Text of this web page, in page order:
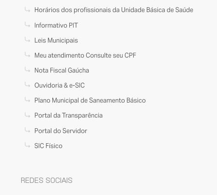
Horários dos profissionais da Unidade Básica de Saúde
Informativo PIT
Leis Municipais
Meu atendimento Consulte seu CPF
Nota Fiscal Gaúcha
Ouvidoria & e-SIC
Plano Municipal de Saneamento Básico
Portal da Transparência
Portal do Servidor
SIC Físico
REDES SOCIAIS